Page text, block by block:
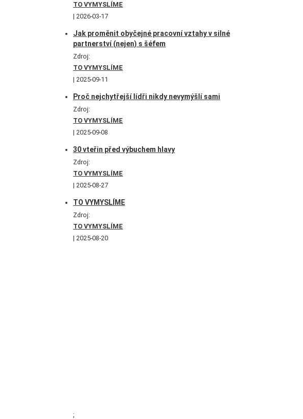
TO VYMYSLÍME
2026-03-17
Jak proměnit obyčejné pracovní vztahy v silné
partnerství (nejen) s šéfem
Zdroj:
TO VYMYSLÍME
2025-09-11
Proč nejchytřejší lídři nikdy nevymýšlí sami
Zdroj:
TO VYMYSLÍME
2025-09-08
30 vteřin před výbuchem hlavy
Zdroj:
TO VYMYSLÍME
2025-08-27
TO VYMYSLÍME
Zdroj:
TO VYMYSLÍME
2025-08-20
;